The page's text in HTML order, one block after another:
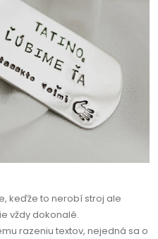
keďže to nerobí stroj ale
vždy dokonalé.
razeniu textov, nejedná sa o